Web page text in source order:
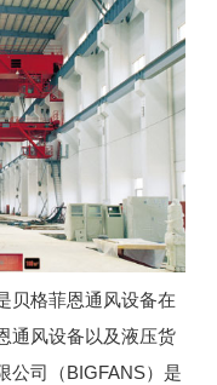
贝格菲恩通风设备在
通风设备以及液压货
公司（BIGFANS）是